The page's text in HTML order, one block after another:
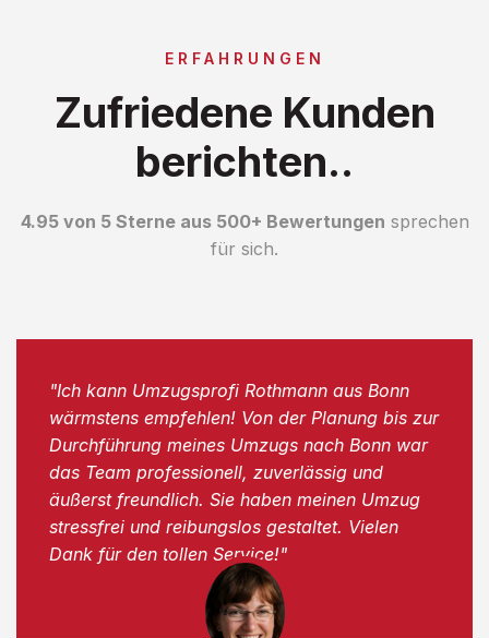
ERFAHRUNGEN
Zufriedene Kunden
berichten..
4.95 von 5 Sterne aus 500+ Bewertungen sprechen
für sich.
"Ich kann Umzugsprofi Rothmann aus Bonn
wärmstens empfehlen! Von der Planung bis zur
Durchführung meines Umzugs nach Bonn war
das Team professionell, zuverlässig und
äußerst freundlich. Sie haben meinen Umzug
stressfrei und reibungslos gestaltet. Vielen
Dank für den tollen Service!"